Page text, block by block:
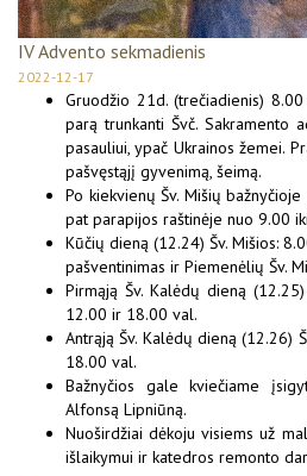
IV Advento sekmadienis
2022-12-17
Gruodžio 21d. (trečiadienis)
parą trunkanti Švč. Sakramento
pasauliui, ypač Ukrainos žemei.
pašvęstąjį gyvenimą, šeimą.
Po kiekvienų Šv. Mišių
pat parapijos raštinėje nuo 9.00
Kūčių dieną (12.24) Šv. Mišios:
pašventinimas ir Piemenėlių Šv.
Pirmąją Šv. Kalėdų dieną
12.00 ir 18.00 val.
Antrąją Šv. Kalėdų dieną (12.26)
18.00 val.
Bažnyčios gale kviečiame
Alfonsą Lipniūną.
Nuoširdžiai dėkoju visiems už
išlaikymui ir katedros remonto